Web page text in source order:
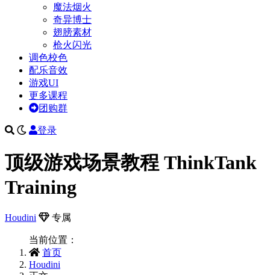
魔法烟火
奇异博士
翅膀素材
枪火闪光
调色校色
配乐音效
游戏UI
更多课程
团购群
登录
顶级游戏场景教程 ThinkTank
Training
Houdini 专属
当前位置：
首页
Houdini